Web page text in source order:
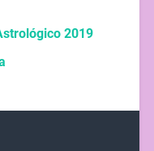
2019